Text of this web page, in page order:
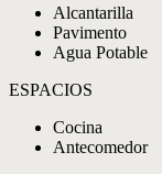
Alcantarilla
Pavimento
Agua Potable
ESPACIOS
Cocina
Antecomedor